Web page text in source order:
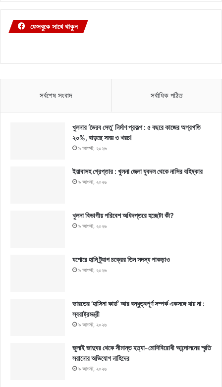
ফেসবুকে সাথে থাকুন
সর্বশেষ সংবাদ সর্বাধিক পঠিত
খুলনার ‘ভৈরব সেতু’ নির্মাণ প্রকল্প : ৫ বছরে কাজের অগ্রগতি
২০%, বাড়ছে সময় ও খরচ!
৯ আগস্ট, ২০২৬
ইয়াবাসহ গ্রেপ্তার : খুলনা জেলা যুবদল থেকে নাসির বহিষ্কার
৯ আগস্ট, ২০২৬
খুলনা বিভাগীয় পরিবেশ অধিদপ্তরে হচ্ছেটা কী?
৯ আগস্ট, ২০২৬
যশোরে হানি ট্র্যাপ চক্রের তিন সদস্য পাকড়াও
৯ আগস্ট, ২০২৬
ভারতের ‘হাসিনা কার্ড’ আর বন্ধুত্বপূর্ণ সম্পর্ক একসঙ্গে যায় না :
স্বরাষ্ট্রমন্ত্রী
৯ আগস্ট, ২০২৬
জুলাই জাদুঘর থেকে সীমান্ত হত্যা-মোদিবিরোধী আন্দোলনের স্মৃতি
সরানোর অভিযোগ নাহিদের
৯ আগস্ট, ২০২৬